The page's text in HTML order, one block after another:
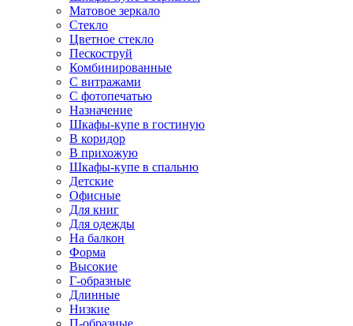
Матовое зеркало
Стекло
Цветное стекло
Пескоструй
Комбинированные
С витражами
С фотопечатью
Назначение
Шкафы-купе в гостиную
В коридор
В прихожую
Шкафы-купе в спальню
Детские
Офисные
Для книг
Для одежды
На балкон
Форма
Высокие
Г-образные
Длинные
Низкие
П-образные